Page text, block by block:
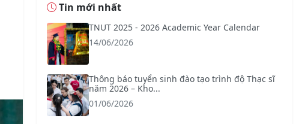
Tin mới nhất
TNUT 2025 - 2026 Academic Year Calendar
14/06/2026
Thông báo tuyển sinh đào tạo trình độ Thạc sĩ
năm 2026 – Kho...
01/06/2026